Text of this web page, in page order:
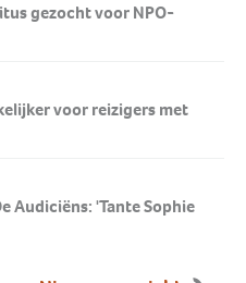
gezocht voor NPO-
voor reizigers met
Audiciëns: 'Tante Sophie